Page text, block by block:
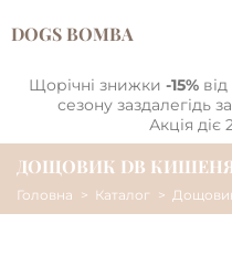
DOGS BOMBA
Щорічні знижки -15%
сезону заздалегідь
Акція діє
ДОЩОВИК DB
Головна Каталог